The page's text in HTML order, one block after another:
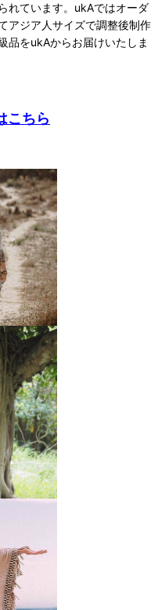
れています。ukAではオーダ
アジア人サイズで調整後制作
品をukAからお届けいたしま
こちら